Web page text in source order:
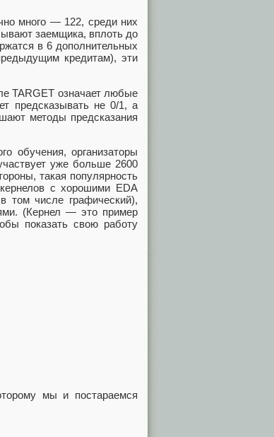
много — 122, среди них
заемщика, вплоть до
в 6 дополнительных
кредитам), эти
TARGET означает любые
предсказывать не 0/1, а
методы предсказания
обучения, организаторы
уже больше 2600
такая популярность
с хорошими EDA
том числе графический),
(Кернел — это пример
показать свою работу
мы и постараемся